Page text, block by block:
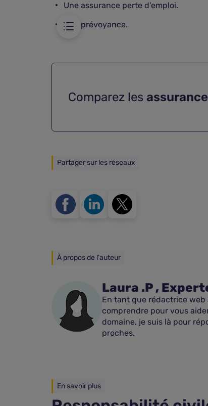
Une assurance perte d'emploi.
Une prévoyance.
Comparez les
Partager sur les réseaux
À propos de l'auteur
Laura .P ,
En tant que rédactrice web
comprendre pour vous
domaine, je suis là pour
proches.
En savoir plus